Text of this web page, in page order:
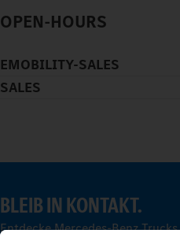
OPEN-HOURS
EMOBILITY-SALES
SALES
BLEIB IN KONTAKT.
Entdecke Mercedes-Benz